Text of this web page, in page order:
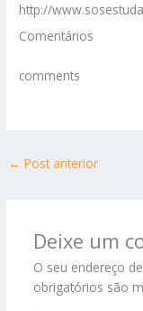
http://
Comentários
comments
← Post anterior
Deixe um
O seu endereço
obrigatórios são